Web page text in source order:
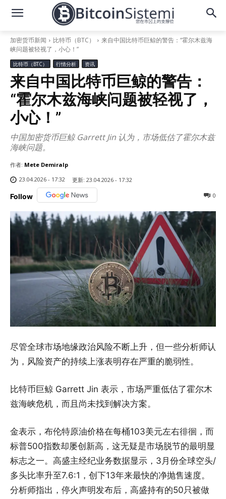
加密货币新闻 比特币（BTC）
来自中国比特币巨鲸的警告：“霍尔木兹海
峡问题被轻视了，小心！”
比特币（BTC） 行情分析 资讯
来自中国比特币巨鲸的警告：
“霍尔木兹海峡问题被轻视了，
小心！”
中国加密货币巨鲸 Garrett Jin 认为，市场低估了霍尔木兹
海峡问题。
作者: Mete Demiralp
23.04.2026 - 17:32
更新: 23.04.2026 - 17:32
Follow 0
尽管全球市场地缘政治风险不断上升，但一些分析师认
为，风险资产的持续上涨表明存在严重的脆弱性。
比特币巨鲸 Garrett Jin 表示，市场严重低估了霍尔木
兹海峡危机，而且尚未找到解决方案。
金表示，布伦特原油价格在每桶103美元左右徘徊，而
标普500指数却屡创新高，这无疑是市场脱节的最明显
标志之一。高盛主经纪业务数据显示，3月份全球空头/
多头比率升至7.6:1，创下13年来最快的净抛售速度。
分析师指出，停火声明发布后，高盛持有的50只被做